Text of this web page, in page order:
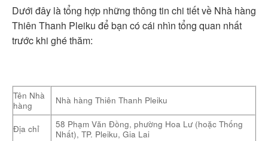
Dưới đây là tổng hợp những thông tin chi tiết về Nhà hàng
Thiên Thanh Pleiku để bạn có cái nhìn tổng quan nhất
trước khi ghé thăm:
Tên Nhà
hàng
Nhà hàng Thiên Thanh Pleiku
Địa chỉ
58 Phạm Văn Đồng, phường Hoa Lư (hoặc Thống
Nhất), TP. Pleiku, Gia Lai